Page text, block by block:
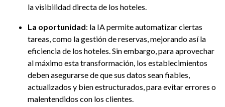
la visibilidad directa de los hoteles.
La oportunidad: la IA permite automatizar ciertas
tareas, como la gestión de reservas, mejorando así la
eficiencia de los hoteles. Sin embargo, para aprovechar
al máximo esta transformación, los establecimientos
deben asegurarse de que sus datos sean fiables,
actualizados y bien estructurados, para evitar errores o
malentendidos con los clientes.